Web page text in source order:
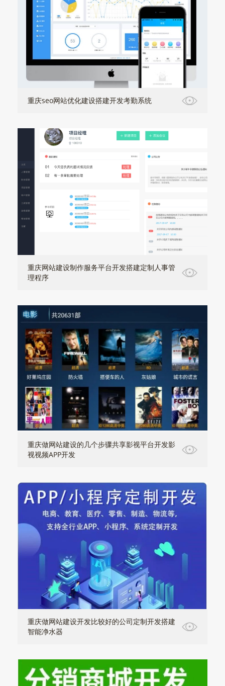
重庆seo网站优化建设搭建开发考勤系统
重庆网站建设制作服务平台开发搭建定制人事管
理程序
重庆做网站建设的几个步骤共享影视平台开发影
视视频APP开发
重庆做网站建设开发比较好的公司定制开发搭建
智能净水器